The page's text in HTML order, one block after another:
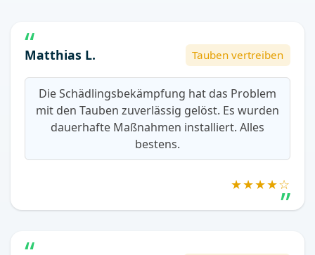
Matthias L. Tauben vertreiben
Die Schädlingsbekämpfung hat das Problem
mit den Tauben zuverlässig gelöst. Es wurden
dauerhafte Maßnahmen installiert. Alles
bestens.
★★★★☆